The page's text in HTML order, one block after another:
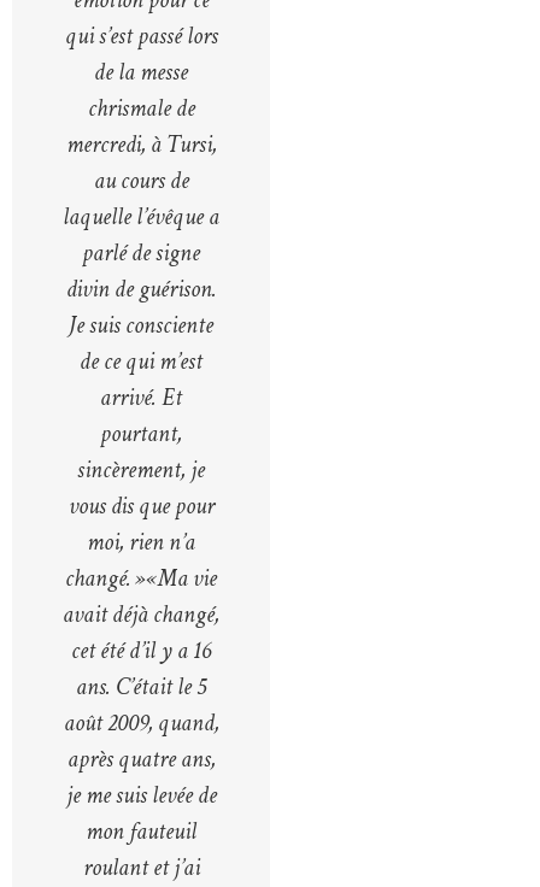
qui s’est passé lors
de la messe
chrismale de
mercredi, à Tursi,
au cours de
laquelle l’évêque a
parlé de signe
divin de guérison.
Je suis consciente
de ce qui m’est
arrivé. Et
pourtant,
sincèrement, je
vous dis que pour
moi, rien n’a
changé. »« Ma vie
avait déjà changé,
cet été d’il y a 16
ans. C’était le 5
août 2009, quand,
après quatre ans,
je me suis levée de
mon fauteuil
roulant et j’ai